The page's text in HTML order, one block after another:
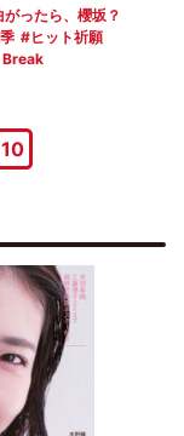
がったら、櫻坂？
ヒット祈願
10